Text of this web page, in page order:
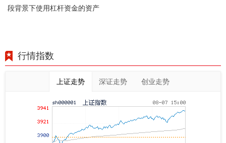
段背景下使用杠杆资金的资产
行情指数
上证走势 深证走势 创业走势